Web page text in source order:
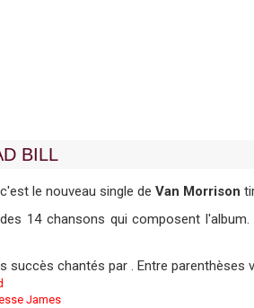
BILL
c'est le nouveau single de Van Morrison
14 chansons qui composent
succès chantés par . Entre parenthèses
James